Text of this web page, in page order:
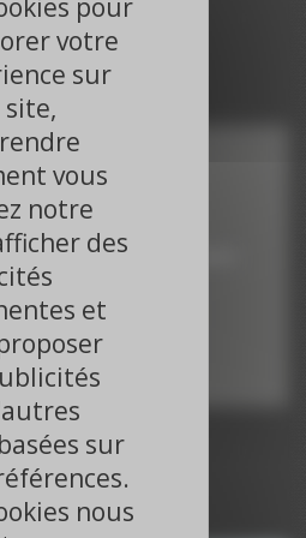
est désactivé.
autoriser les cookies et l'activer.
Autoriser
journaliste
pour
votre
sur
vous
notre
des
et
sur
nous